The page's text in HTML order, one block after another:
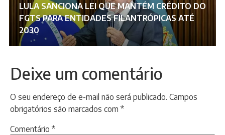
LULA SANCIONA LEI QUE MANTÉM CRÉDITO DO
FGTS PARA ENTIDADES FILANTRÓPICAS ATÉ
2030
Deixe um comentário
O seu endereço de e-mail não será publicado. Campos
obrigatórios são marcados com *
Comentário *